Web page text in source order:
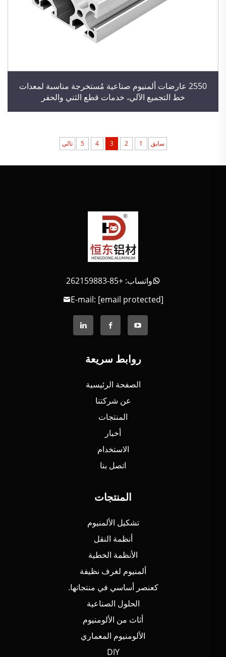
2550 عارضات ألمنيوم صناعية مُستخرجة مناسبة لمعدات
خط التجميع الآلي، خدمات قطع الثني والحفر
سابق 1
2
3
4
5 تالي
واتساب: +85-262159883
E-mail: [email protected]
روابط سريعة
الصفحة الرئيسية
عن شركتنا
المنتجات
أخبار
الاستخدام
اتصل بنا
المنتجات
تشكيل الألمنيوم
أنظمة النقل
الأنظمة الخطية
ألمنيوم لغرف نظيفة
كعنصر أساسي في منتجاتها.
الحلول الصناعية
أثاث من الألومنيوم
الألومنيوم المعماري
DIY